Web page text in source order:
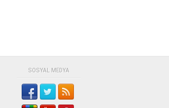
SOSYAL MEDYA